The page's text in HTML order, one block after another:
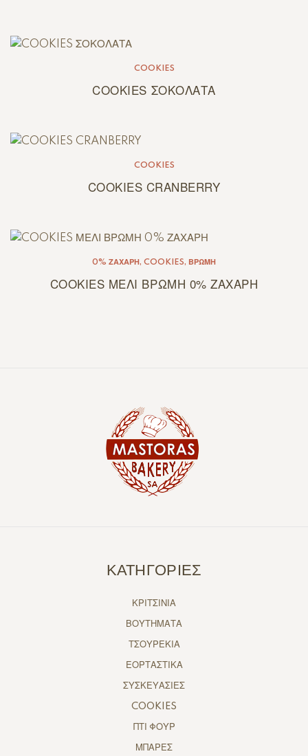
COOKIES
COOKIES ΣΟΚΟΛΑΤΑ
COOKIES
COOKIES CRANBERRY
0% ΖΆΧΑΡΗ, COOKIES, ΒΡΏΜΗ
COOKIES ΜΕΛΙ ΒΡΩΜΗ 0% ΖΑΧΑΡΗ
ΚΑΤΗΓΟΡΙΕΣ
ΚΡΙΤΣΙΝΙΑ
ΒΟΥΤΗΜΑΤΑ
ΤΣΟΥΡΕΚΙΑ
ΕΟΡΤΑΣΤΙΚΑ
ΣΥΣΚΕΥΑΣΙΕΣ
COOKIES
ΠΤΙ ΦΟΥΡ
ΜΠΑΡΕΣ